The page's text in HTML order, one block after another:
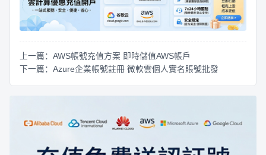
上一篇：AWS帳號充值方案 即時儲值AWS帳戶
下一篇：Azure企業帳號註冊 微軟雲個人實名賬號批發